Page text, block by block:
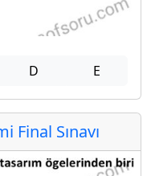
D E
Final Sınavı